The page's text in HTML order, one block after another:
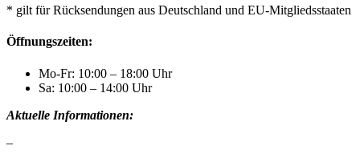
* gilt für Rücksendungen aus Deutschland und EU-Mitgliedsstaaten
Öffnungszeiten:
Mo-Fr: 10:00 – 18:00 Uhr
Sa: 10:00 – 14:00 Uhr
Aktuelle Informationen:
–